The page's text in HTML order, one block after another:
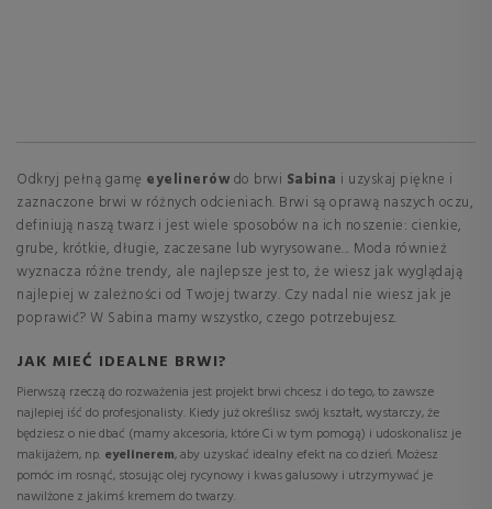
Odkryj pełną gamę eyelinerówdo brwi Sabina i uzyskaj piękne i
zaznaczone brwi w różnych odcieniach. Brwi są oprawą naszych oczu,
definiują naszą twarz i jest wiele sposobów na ich noszenie: cienkie,
grube, krótkie, długie, zaczesane lub wyrysowane... Moda również
wyznacza różne trendy, ale najlepsze jest to, że wiesz jak wyglądają
najlepiej w zależności od Twojej twarzy. Czy nadal nie wiesz jak je
poprawić? W Sabina mamy wszystko, czego potrzebujesz.
JAK MIEĆ IDEALNE BRWI?
Pierwszą rzeczą do rozważenia jest projekt brwi chcesz i do tego, to zawsze
najlepiej iść do profesjonalisty. Kiedy już określisz swój kształt, wystarczy, że
będziesz o nie dbać (mamy akcesoria, które Ci w tym pomogą) i udoskonalisz je
makijażem, np. eyelinerem, aby uzyskać idealny efekt na co dzień. Możesz
pomóc im rosnąć, stosując olej rycynowy i kwas galusowy i utrzymywać je
nawilżone z jakimś kremem do twarzy.